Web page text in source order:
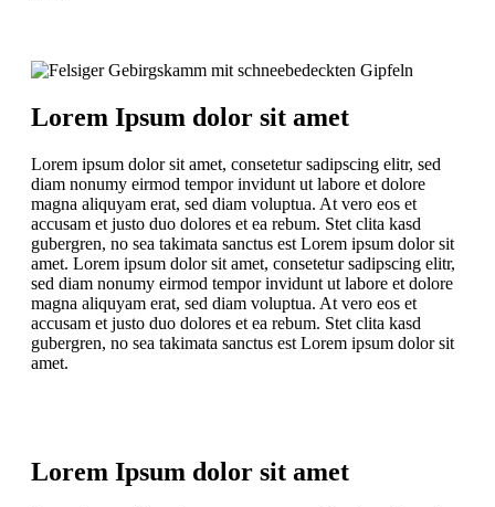
Lorem Ipsum dolor sit amet
Lorem ipsum dolor sit amet, consetetur sadipscing elitr, sed
diam nonumy eirmod tempor invidunt ut labore et dolore
magna aliquyam erat, sed diam voluptua. At vero eos et
accusam et justo duo dolores et ea rebum. Stet clita kasd
gubergren, no sea takimata sanctus est Lorem ipsum dolor sit
amet. Lorem ipsum dolor sit amet, consetetur sadipscing elitr,
sed diam nonumy eirmod tempor invidunt ut labore et dolore
magna aliquyam erat, sed diam voluptua. At vero eos et
accusam et justo duo dolores et ea rebum. Stet clita kasd
gubergren, no sea takimata sanctus est Lorem ipsum dolor sit
amet.
Lorem Ipsum dolor sit amet